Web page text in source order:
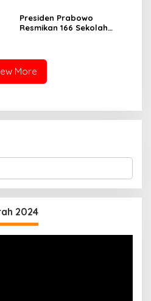
Presiden Prabowo
Resmikan 166 Sekolah
More
2024